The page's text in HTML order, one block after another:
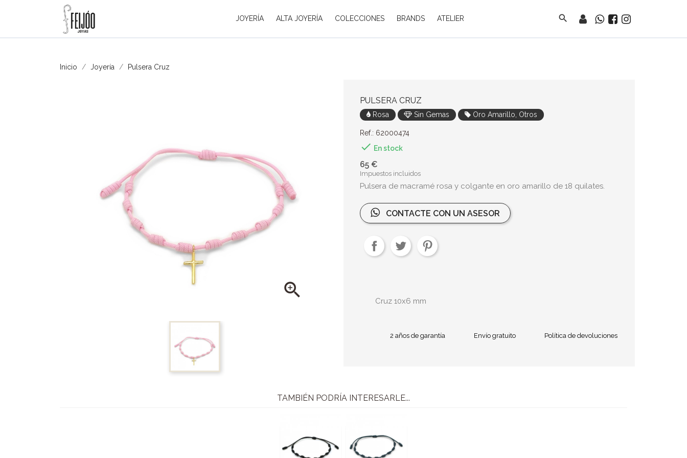
JOYERÍA ALTA JOYERÍA COLECCIONES BRANDS ATELIER search
Inicio Joyería Pulsera Cruz

PULSERA CRUZ
Rosa Sin Gemas Oro Amarillo, Otros
Ref.: 62000474
 En stock
65 €
Impuestos incluidos
Pulsera de macramé rosa y colgante en oro amarillo de 18 quilates.
CONTACTE CON UN ASESOR
Cruz 10x6 mm
2 años de garantía Envío gratuito Política de devoluciones
TAMBIÉN PODRÍA INTERESARLE...